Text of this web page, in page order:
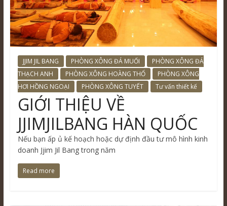
JJIM JIL BANG PHÒNG XÔNG ĐÁ MUỐI
PHÒNG XÔNG ĐÁ
THẠCH ANH
PHÒNG XÔNG HOÀNG THỔ
PHÒNG XÔNG
HƠI HỒNG NGOẠI
PHÒNG XÔNG TUYẾT Tư vấn thiết kế
GIỚI THIỆU VỀ
JJIMJILBANG HÀN QUỐC
Nếu bạn ấp ủ kế hoạch hoặc dự định đầu tư mô hình kinh
doanh Jjim Jil Bang trong năm
Read more